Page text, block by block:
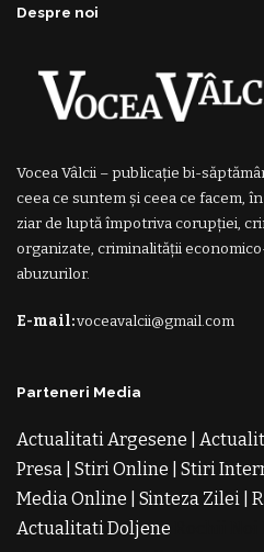
Despre noi
Vocea Vâlcii – publicație bi-
ceea ce suntem și ceea ce facem,
ziar de luptă împotriva corupției,
organizate, criminalității
abuzurilor.
E-mail:voceavalcii@gmail.com
Parteneri Media
Actualitati Argesene
Presa Stiri Online Stiri
Media Online
Sinteza Zilei
Actualitati Doljene